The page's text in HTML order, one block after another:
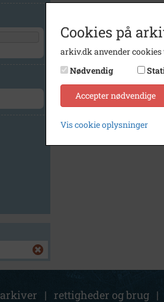
arkiver | rettigheder og brug |
Cookies på
arkiv.dk anvender
Nødvendig
Accepter nødvendige
Vis cookie oplysninger